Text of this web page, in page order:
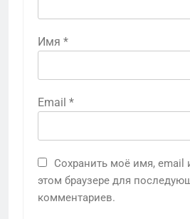
Имя *
Email *
Сохранить моё имя, email
этом браузере для
комментариев.